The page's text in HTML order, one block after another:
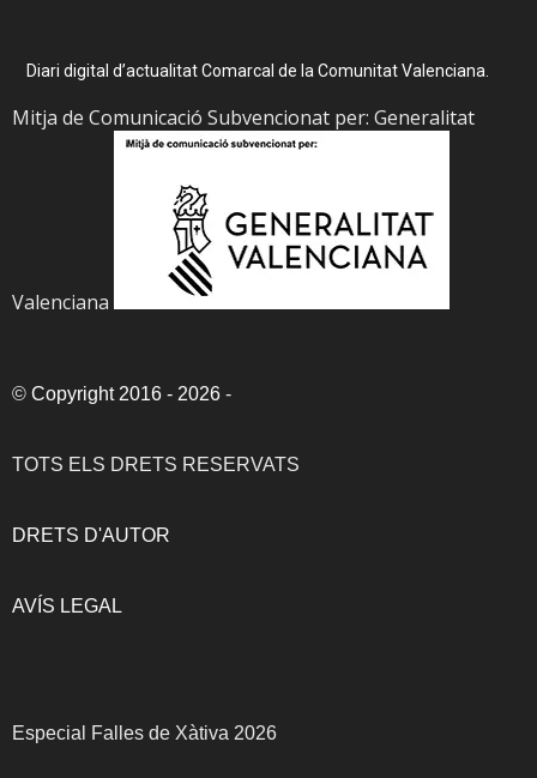
Diari digital d’actualitat Comarcal de la Comunitat Valenciana.
Mitja de Comunicació Subvencionat per: Generalitat
Valenciana
© Copyright 2016 - 2026 -
TOTS ELS DRETS RESERVATS
DRETS D'AUTOR
AVÍS LEGAL
Especial Falles de Xàtiva 2026